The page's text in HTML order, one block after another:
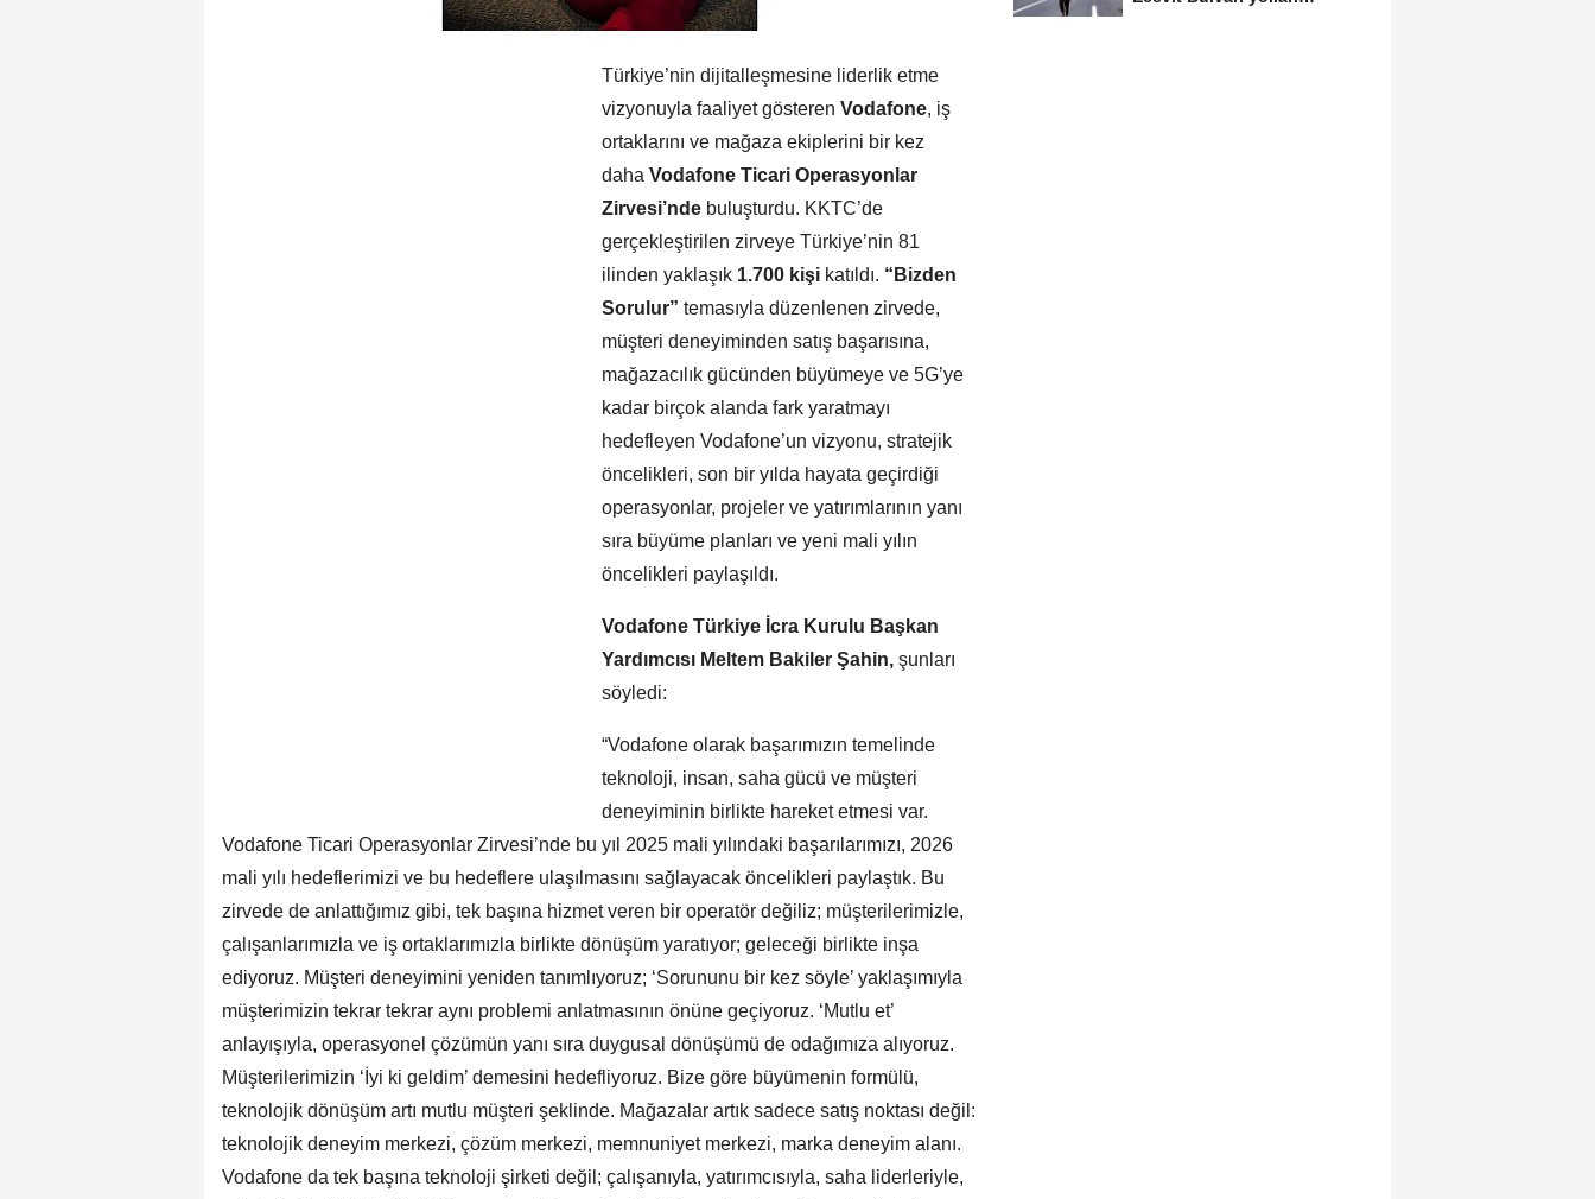
Türkiye’nin dijitalleşmesine liderlik etme
vizyonuyla faaliyet gösteren Vodafone, iş
ortaklarını ve mağaza ekiplerini bir kez
daha Vodafone Ticari Operasyonlar
Zirvesi’nde buluşturdu. KKTC’de
gerçekleştirilen zirveye Türkiye’nin 81
ilinden yaklaşık 1.700 kişi katıldı. “Bizden
Sorulur” temasıyla düzenlenen zirvede,
müşteri deneyiminden satış başarısına,
mağazacılık gücünden büyümeye ve 5G’ye
kadar birçok alanda fark yaratmayı
hedefleyen Vodafone’un vizyonu, stratejik
öncelikleri, son bir yılda hayata geçirdiği
operasyonlar, projeler ve yatırımlarının yanı
sıra büyüme planları ve yeni mali yılın
öncelikleri paylaşıldı.
Vodafone Türkiye İcra Kurulu Başkan
Yardımcısı Meltem Bakiler Şahin, şunları
söyledi:
“Vodafone olarak başarımızın temelinde
teknoloji, insan, saha gücü ve müşteri
deneyiminin birlikte hareket etmesi var.
Vodafone Ticari Operasyonlar Zirvesi’nde bu yıl 2025 mali yılındaki başarılarımızı, 2026
mali yılı hedeflerimizi ve bu hedeflere ulaşılmasını sağlayacak öncelikleri paylaştık. Bu
zirvede de anlattığımız gibi, tek başına hizmet veren bir operatör değiliz; müşterilerimizle,
çalışanlarımızla ve iş ortaklarımızla birlikte dönüşüm yaratıyor; geleceği birlikte inşa
ediyoruz. Müşteri deneyimini yeniden tanımlıyoruz; ‘Sorununu bir kez söyle’ yaklaşımıyla
müşterimizin tekrar tekrar aynı problemi anlatmasının önüne geçiyoruz. ‘Mutlu et’
anlayışıyla, operasyonel çözümün yanı sıra duygusal dönüşümü de odağımıza alıyoruz.
Müşterilerimizin ‘İyi ki geldim’ demesini hedefliyoruz. Bize göre büyümenin formülü,
teknolojik dönüşüm artı mutlu müşteri şeklinde. Mağazalar artık sadece satış noktası değil:
teknolojik deneyim merkezi, çözüm merkezi, memnuniyet merkezi, marka deneyim alanı.
Vodafone da tek başına teknoloji şirketi değil; çalışanıyla, yatırımcısıyla, saha liderleriyle,